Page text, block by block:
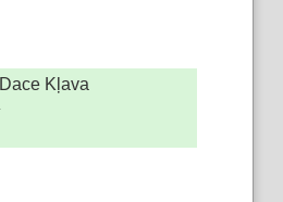
Dace Kļava